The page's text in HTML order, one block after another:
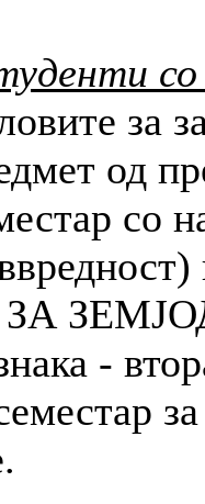
за
од
со
-